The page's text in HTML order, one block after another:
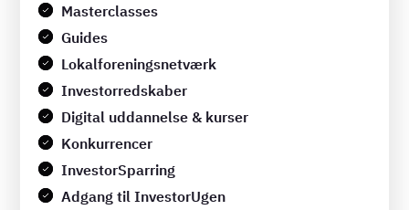
Masterclasses
Guides
Lokalforeningsnetværk
Investorredskaber
Digital uddannelse & kurser
Konkurrencer
InvestorSparring
Adgang til InvestorUgen